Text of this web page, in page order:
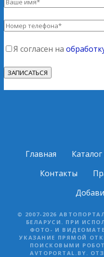
Я согласен на
Главная
Контакты
© 2007-2026
БЕЛАРУСИ. ПРИ
ФОТО- И
УКАЗАНИЕ ПРЯМОЙ
ПОИСКОВЫМИ
AVTOPORTAL.BY.